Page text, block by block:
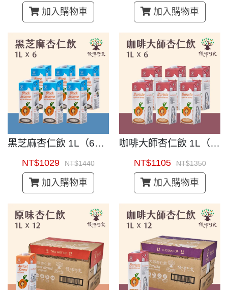
加入購物車 加入購物車
黑芝麻杏仁飲 1L（6入）｜即開即飲杏仁茶
NT$1029 NT$1440
加入購物車
咖啡大師杏仁飲 1L（6入）｜咖啡專用杏仁飲
NT$1105 NT$1350
加入購物車